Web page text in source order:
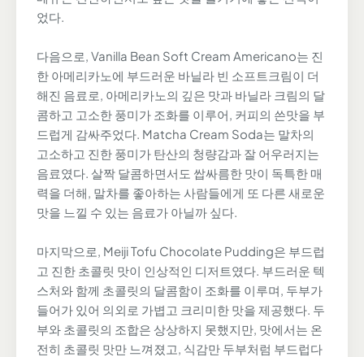
었다.
다음으로, Vanilla Bean Soft Cream Americano는 진
한 아메리카노에 부드러운 바닐라 빈 소프트크림이 더
해진 음료로, 아메리카노의 깊은 맛과 바닐라 크림의 달
콤하고 고소한 풍미가 조화를 이루어, 커피의 쓴맛을 부
드럽게 감싸주었다. Matcha Cream Soda는 말차의
고소하고 진한 풍미가 탄산의 청량감과 잘 어우러지는
음료였다. 살짝 달콤하면서도 쌉싸름한 맛이 독특한 매
력을 더해, 말차를 좋아하는 사람들에게 또 다른 새로운
맛을 느낄 수 있는 음료가 아닐까 싶다.
마지막으로, Meiji Tofu Chocolate Pudding은 부드럽
고 진한 초콜릿 맛이 인상적인 디저트였다. 부드러운 텍
스처와 함께 초콜릿의 달콤함이 조화를 이루며, 두부가
들어가 있어 의외로 가볍고 크리미한 맛을 제공했다. 두
부와 초콜릿의 조합은 상상하지 못했지만, 맛에서는 온
전히 초콜릿 맛만 느껴졌고, 식감만 두부처럼 부드럽다